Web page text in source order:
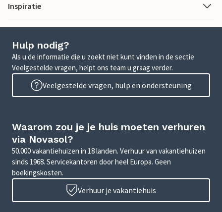
Inspiratie
Hulp nodig?
Als u de informatie die u zoekt niet kunt vinden in de sectie
Veelgestelde vragen, helpt ons team u graag verder.
Veelgestelde vragen, hulp en ondersteuning
Waarom zou je je huis moeten verhuren
via Novasol?
50.000 vakantiehuizen in 18 landen. Verhuur van vakantiehuizen
sinds 1968. Servicekantoren door heel Europa. Geen
boekingskosten.
Verhuur je vakantiehuis